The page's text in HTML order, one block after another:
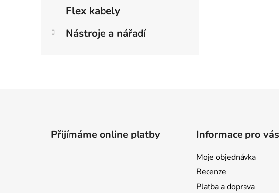
Flex kabely
Nástroje a nářadí
Přijímáme online platby Informace pro vás
Moje objednávka
Recenze
Platba a doprava